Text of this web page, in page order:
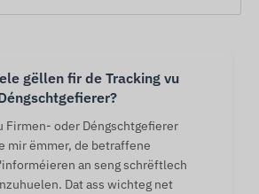
gëllen fir de Tracking vu
Firmen- oder Déngschtgefierer
mir ëmmer, de betraffene
an seng schrëftlech
Dat ass wichteg net